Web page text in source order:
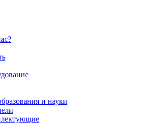
и науки